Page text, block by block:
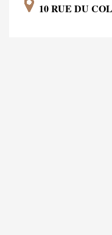
10 RUE DU